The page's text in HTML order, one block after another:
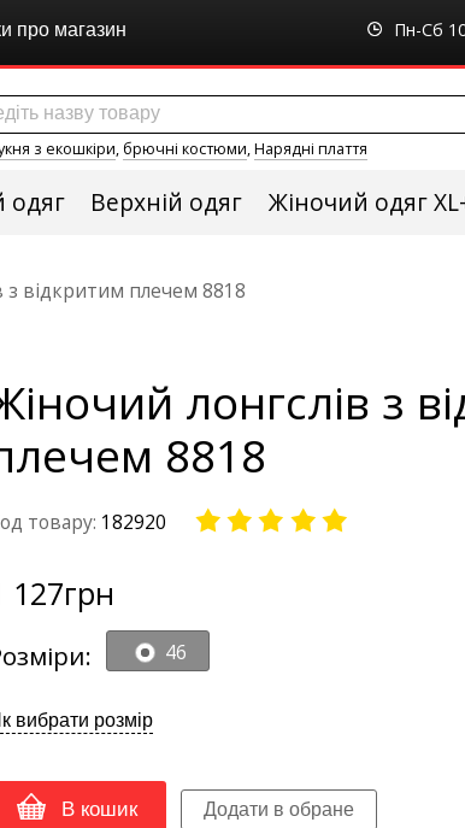
про магазин Пн-Сб
з екошкіри, брючні костюми,Нарядні плаття
одяг Верхній одяг Жіночий одяг
з відкритим плечем 8818
лонгслів з
8818
товару: 182920
127грн
46
вибрати розмір
В кошик